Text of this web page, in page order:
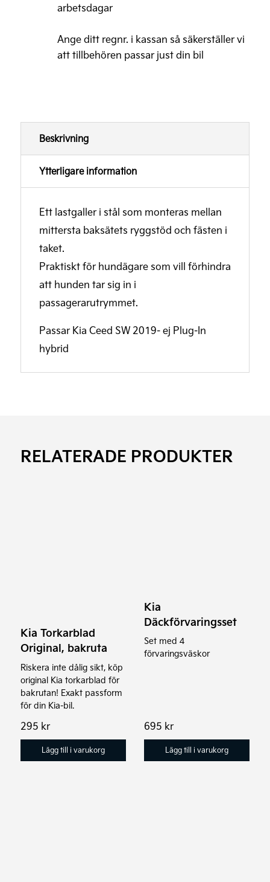
arbetsdagar
Ange ditt regnr. i kassan så säkerställer vi
att tillbehören passar just din bil
Beskrivning
Ytterligare information
Ett lastgaller i stål som monteras mellan
mittersta baksätets ryggstöd och fästen i
taket.
Praktiskt för hundägare som vill förhindra
att hunden tar sig in i
passagerarutrymmet.
Passar Kia Ceed SW 2019- ej Plug-In
hybrid
RELATERADE PRODUKTER
Kia Torkarblad
Original, bakruta
Riskera inte dålig sikt, köp
original Kia torkarblad för
bakrutan! Exakt passform
för din Kia-bil.
295 kr
Lägg till i varukorg
Kia
Däckförvaringsset
Set med 4
förvaringsväskor
695 kr
Lägg till i varukorg